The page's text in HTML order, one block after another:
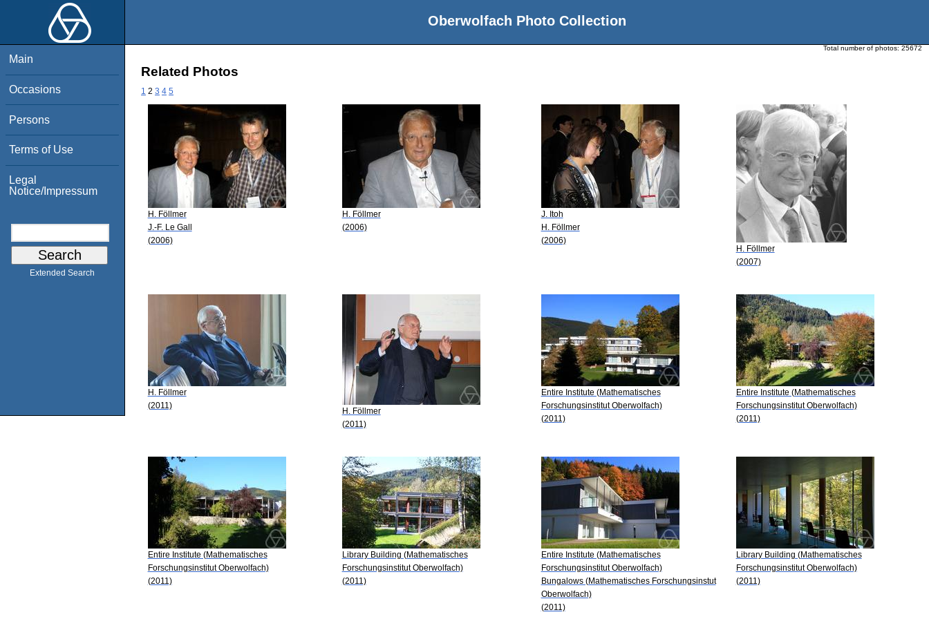
Oberwolfach Photo Collection
Main
Occasions
Persons
Terms of Use
Legal
Notice/Impressum
Extended Search
Total number of photos: 25672
Related Photos
1 2 3 4 5
H. Föllmer
J.-F. Le Gall
(2006)
H. Föllmer
(2006)
J. Itoh
H. Föllmer
(2006)
H. Föllmer
(2007)
H. Föllmer
(2011)
H. Föllmer
(2011)
Entire Institute (Mathematisches
Forschungsinstitut Oberwolfach)
(2011)
Entire Institute (Mathematisches
Forschungsinstitut Oberwolfach)
(2011)
Entire Institute (Mathematisches
Forschungsinstitut Oberwolfach)
(2011)
Library Building (Mathematisches
Forschungsinstitut Oberwolfach)
(2011)
Entire Institute (Mathematisches
Forschungsinstitut Oberwolfach)
Bungalows (Mathematisches Forschungsinstut
Oberwolfach)
(2011)
Library Building (Mathematisches
Forschungsinstitut Oberwolfach)
(2011)